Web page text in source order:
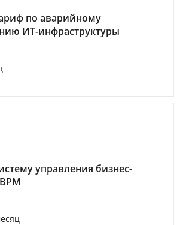
по аварийному
ИТ-инфраструктуры
управления бизнес-